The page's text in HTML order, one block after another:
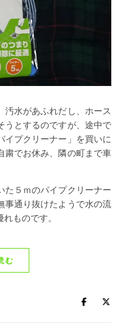
うとするのですが、途中で
イプクリーナー」を買いに
粛でお休み、隣の町まで車
た５ｍのパイプクリーナー
事通り抜けたようで水の流
ものです。
む